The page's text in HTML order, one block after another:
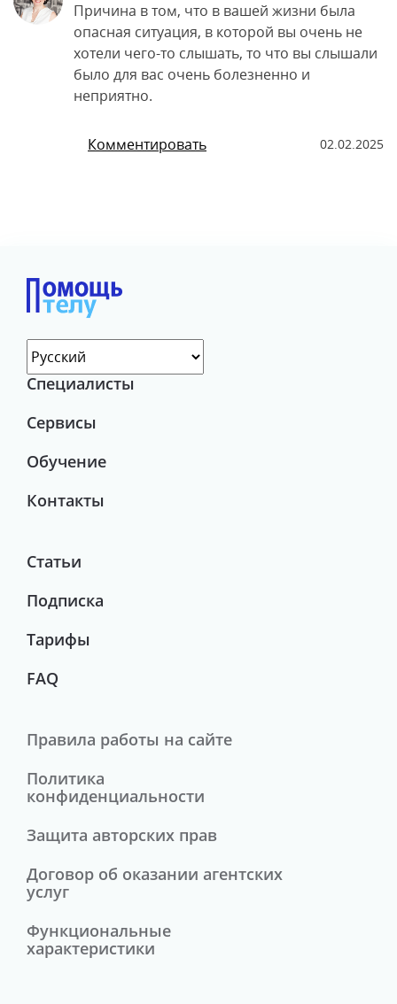
Причина в том, что в вашей жизни была
опасная ситуация, в которой вы очень не
хотели чего-то слышать, то что вы слышали
было для вас очень болезненно и
неприятно.
Комментировать 02.02.2025
Специалисты
Сервисы
Обучение
Контакты
Статьи
Подписка
Тарифы
FAQ
Правила работы на сайте
Политика
конфиденциальности
Защита авторских прав
Договор об оказании агентских
услуг
Функциональные
характеристики